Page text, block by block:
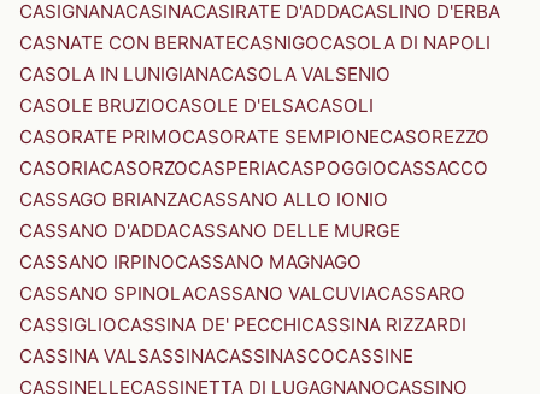
CASIGNANACASINACASIRATE D'ADDACASLINO D'ERBA
CASNATE CON BERNATECASNIGOCASOLA DI NAPOLI
CASOLA IN LUNIGIANACASOLA VALSENIO
CASOLE BRUZIOCASOLE D'ELSACASOLI
CASORATE PRIMOCASORATE SEMPIONECASOREZZO
CASORIACASORZOCASPERIACASPOGGIOCASSACCO
CASSAGO BRIANZACASSANO ALLO IONIO
CASSANO D'ADDACASSANO DELLE MURGE
CASSANO IRPINOCASSANO MAGNAGO
CASSANO SPINOLACASSANO VALCUVIACASSARO
CASSIGLIOCASSINA DE' PECCHICASSINA RIZZARDI
CASSINA VALSASSINACASSINASCOCASSINE
CASSINELLECASSINETTA DI LUGAGNANOCASSINO